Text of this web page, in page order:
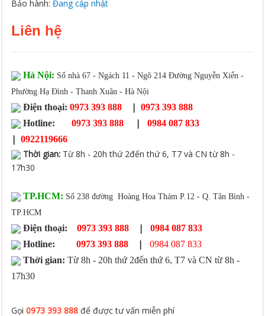
Bảo hành:Đang cập nhật
Liên hệ
Hà Nội: Số nhà 67 - Ngách 11 - Ngõ 214 Đường Nguyễn Xiển -
Phường Hạ Đình - Thanh Xuân - Hà Nội
Điện thoại: 0973 393 888 |
0973 393 888
Hotline:
0973 393 888 | 0984 087 833
| 0922119666
Thời gian: Từ 8h - 20h thứ 2đến thứ 6, T7 và CN từ 8h -
17h30
TP.HCM: Số 238 đường Hoàng Hoa Thám P.12 - Q. Tân Bình -
TP.HCM
Điện thoại: 0973 393 888 |
0984 087 833
Hotline:
0973 393 888 |
0984 087 833
Thời gian: Từ 8h - 20h thứ 2đến thứ 6, T7 và CN từ 8h -
17h30
Gọi0973 393 888 để được tư vấn miễn phí